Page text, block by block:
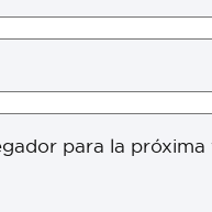
para la próxima